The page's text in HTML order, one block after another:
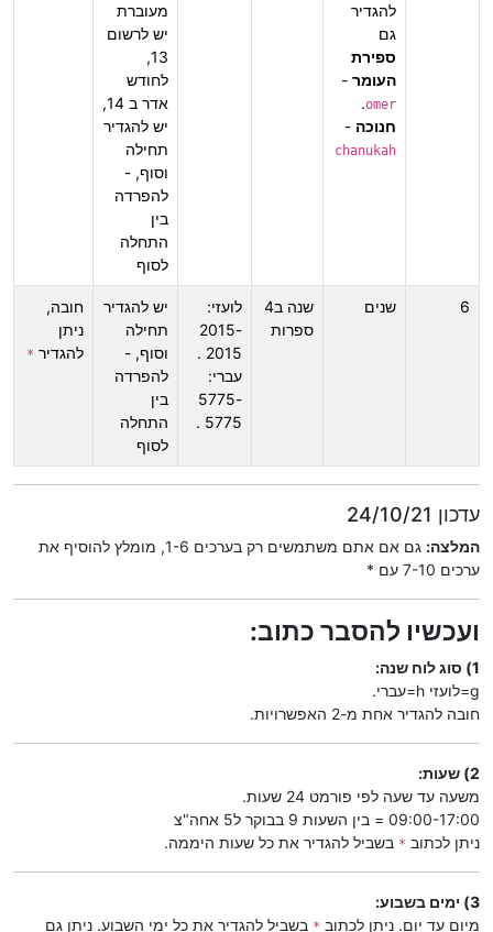
להגדיר
גם
ספירת
העומר -
omer
.
חנוכה -
chanukah
מעוברת
יש לרשום
13,
לחודש
אדר ב 14,
יש להגדיר
תחילה
וסוף, -
להפרדה
בין
התחלה
לסוף
6 שנים
שנה ב4
ספרות
לועזי:
2015-
2015 .
עברי:
5775-
5775 .
יש להגדיר
תחילה
וסוף, -
להפרדה
בין
התחלה
לסוף
חובה,
ניתן
להגדיר *
עדכון 24/10/21
המלצה:
גם אם אתם משתמשים רק בערכים 1-6, מומלץ להוסיף את
ערכים 7-10 עם *
ועכשיו להסבר כתוב:
1) סוג לוח שנה:
g=לועזי h=עברי.
חובה להגדיר אחת מ-2 האפשרויות.
2) שעות:
משעה עד שעה לפי פורמט 24 שעות.
09:00-17:00 = בין השעות 9 בבוקר ל5 אחה"צ
ניתן לכתוב * בשביל להגדיר את כל שעות היממה.
3) ימים בשבוע:
מיום עד יום. ניתן לכתוב * בשביל להגדיר את כל ימי השבוע. ניתן גם